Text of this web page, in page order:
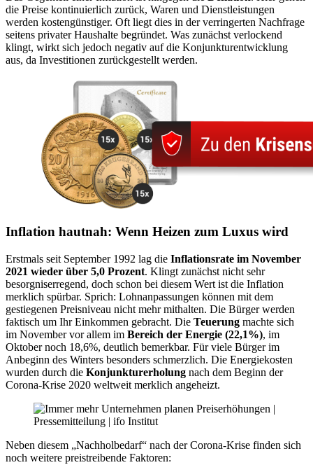
die Preise kontinuierlich zurück, Waren und Dienstleistungen
werden kostengünstiger. Oft liegt dies in der verringerten Nachfrage
seitens privater Haushalte begründet. Was zunächst verlockend
klingt, wirkt sich jedoch negativ auf die Konjunkturentwicklung
aus, da Investitionen zurückgestellt werden.
Inflation hautnah: Wenn Heizen zum Luxus wird
Erstmals seit September 1992 lag die Inflationsrate im November
2021 wieder über 5,0 Prozent. Klingt zunächst nicht sehr
besorgniserregend, doch schon bei diesem Wert ist die Inflation
merklich spürbar. Sprich: Lohnanpassungen können mit dem
gestiegenen Preisniveau nicht mehr mithalten. Die Bürger werden
faktisch um Ihr Einkommen gebracht. Die Teuerung machte sich
im November vor allem im Bereich der Energie (22,1%), im
Oktober noch 18,6%, deutlich bemerkbar. Für viele Bürger im
Anbeginn des Winters besonders schmerzlich. Die Energiekosten
wurden durch die Konjunkturerholung nach dem Beginn der
Corona-Krise 2020 weltweit merklich angeheizt.
Neben diesem „Nachholbedarf“ nach der Corona-Krise finden sich
noch weitere preistreibende Faktoren: